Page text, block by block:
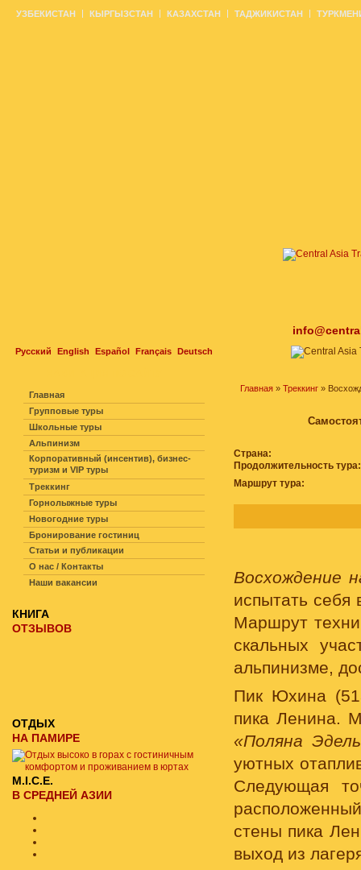
Русский English Español Français Deutsch
УЗБЕКИСТАН КЫРГЫЗСТАН КАЗАХСТАН ТАДЖИКИСТАН
Главная » Треккинг »
Страна:
Продолжительность тура:
Маршрут тура:
Восхождение
испытать себя
Маршрут
скальных
альпинизме,
Пик Юхина
пика Ленина.
«Поляна
уютных
Следующая
стены пика
выход из
Главная
Групповые туры
Школьные туры
Альпинизм
Корпоративный (инсентив), бизнес-
туризм и VIP туры
Треккинг
Горнолыжные туры
Новогодние туры
Бронирование гостиниц
Статьи и публикации
О нас / Контакты
Наши вакансии
КНИГА
ОТЗЫВОВ
ОТДЫХ
НА ПАМИРЕ
M.I.C.E.
В СРЕДНЕЙ АЗИИ